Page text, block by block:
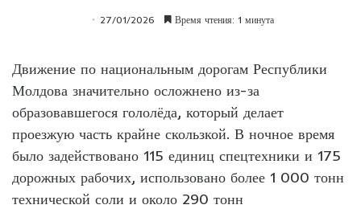
27/01/2026 Время чтения: 1 минута
Движение по национальным дорогам Республики
Молдова значительно осложнено из-за
образовавшегося гололёда, который делает
проезжую часть крайне скользкой. В ночное время
было задействовано 115 единиц спецтехники и 175
дорожных рабочих, использовано более 1 000 тонн
технической соли и около 290 тонн